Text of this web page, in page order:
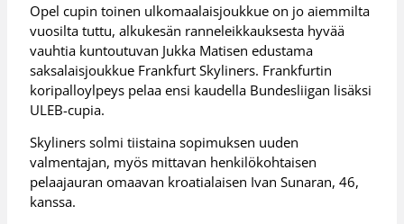
Opel cupin toinen ulkomaalaisjoukkue on jo aiemmilta
vuosilta tuttu, alkukesän ranneleikkauksesta hyvää
vauhtia kuntoutuvan Jukka Matisen edustama
saksalaisjoukkue Frankfurt Skyliners. Frankfurtin
koripalloylpeys pelaa ensi kaudella Bundesliigan lisäksi
ULEB-cupia.
Skyliners solmi tiistaina sopimuksen uuden
valmentajan, myös mittavan henkilökohtaisen
pelaajauran omaavan kroatialaisen Ivan Sunaran, 46,
kanssa.